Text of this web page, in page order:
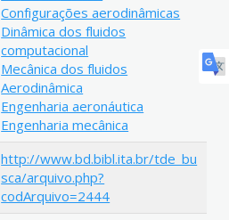
Configurações aerodinâmicas
Dinâmica dos fluidos
computacional
Mecânica dos fluidos
Aerodinâmica
Engenharia aeronáutica
Engenharia mecânica
http://www.bd.bibl.ita.br/tde_bu
sca/arquivo.php?
codArquivo=2444